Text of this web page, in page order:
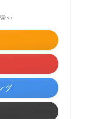
べ）
グ